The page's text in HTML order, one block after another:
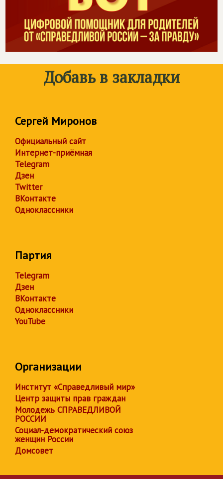
Добавь в закладки
Сергей Миронов
Официальный сайт
Интернет-приёмная
Telegram
Дзен
Twitter
ВКонтакте
Одноклассники
Партия
Telegram
Дзен
ВКонтакте
Одноклассники
YouTube
Организации
Институт «Справедливый мир»
Центр защиты прав граждан
Молодежь СПРАВЕДЛИВОЙ
РОССИИ
Социал-демократический союз
женщин России
Домсовет